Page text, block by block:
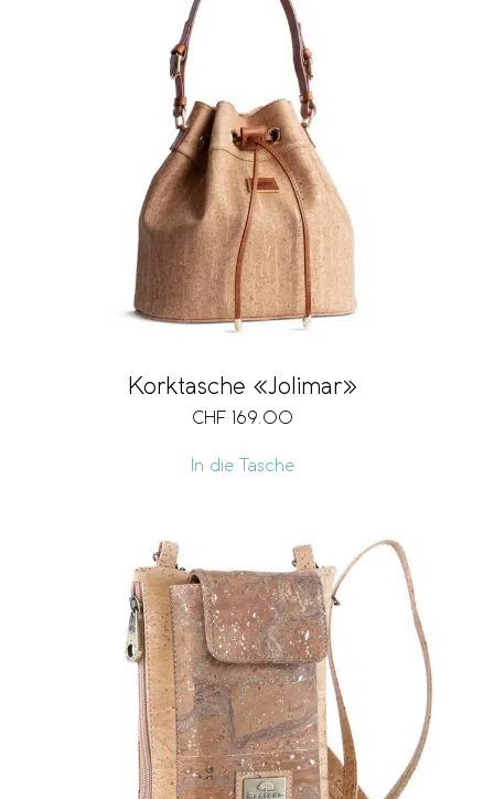
Korktasche «Jolimar»
CHF 169.00
In die Tasche